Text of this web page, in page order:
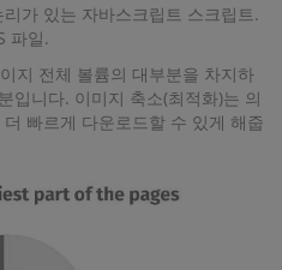
가 있는 자바스크립트 스크립트.
파일.
지 전체 볼륨의 대부분을 차지하
입니다. 이미지 축소(최적화)는 의
빠르게 다운로드할 수 있게 해줍